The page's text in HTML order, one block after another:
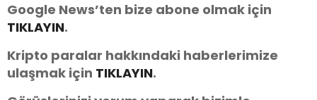
Google News’ten bize abone olmak için
TIKLAYIN.
Kripto paralar hakkındaki haberlerimize
ulaşmak için TIKLAYIN.